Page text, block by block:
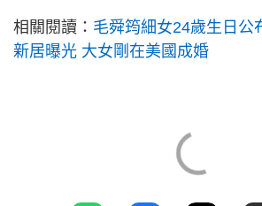
相關閱讀： 毛舜筠細女24歲生日公
新居曝光 大女剛在美國成婚